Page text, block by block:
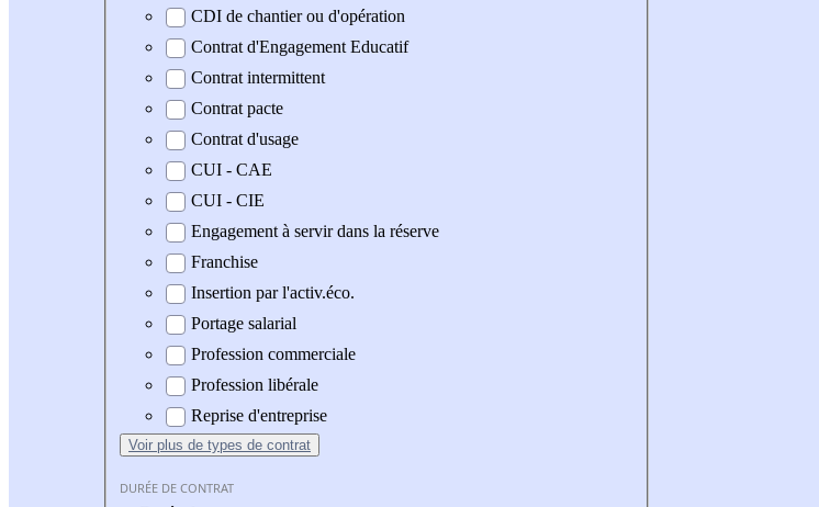
CDI de chantier ou d'opération
Contrat d'Engagement Educatif
Contrat intermittent
Contrat pacte
Contrat d'usage
CUI - CAE
CUI - CIE
Engagement à servir dans la réserve
Franchise
Insertion par l'activ.éco.
Portage salarial
Profession commerciale
Profession libérale
Reprise d'entreprise
Voir plus de types de contrat
DURÉE DE CONTRAT